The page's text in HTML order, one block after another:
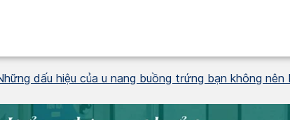
dấu hiệu của u nang buồng trứng bạn không nên